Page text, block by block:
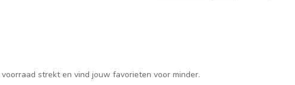
strekt en vind jouw favorieten voor minder.